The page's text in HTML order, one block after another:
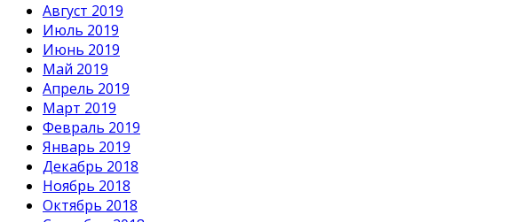
Август 2019
Июль 2019
Июнь 2019
Май 2019
Апрель 2019
Март 2019
Февраль 2019
Январь 2019
Декабрь 2018
Ноябрь 2018
Октябрь 2018